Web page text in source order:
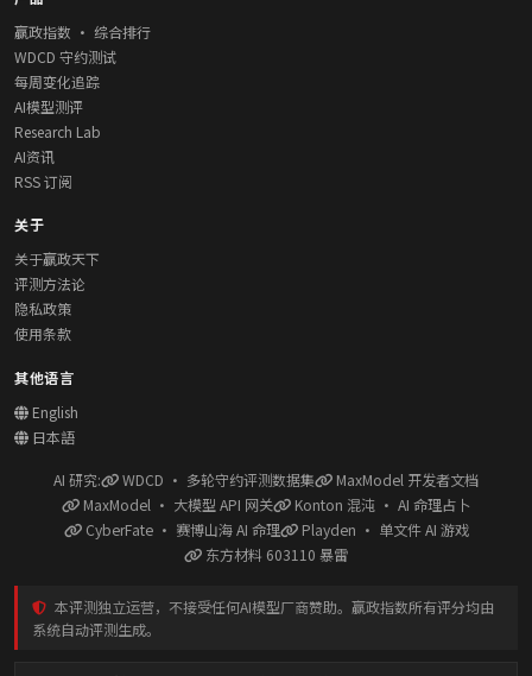
赢政指数 · 综合排行
WDCD 守约测试
每周变化追踪
AI模型测评
Research Lab
AI资讯
RSS 订阅
关于
关于赢政天下
评测方法论
隐私政策
使用条款
其他语言
English
日本語
AI 研究: WDCD · 多轮守约评测数据集
MaxModel 开发者文档
MaxModel · 大模型 API 网关
Konton 混沌 · AI 命理占卜
CyberFate · 赛博山海 AI 命理
Playden · 单文件 AI 游戏
东方材料 603110 暴雷
本评测独立运营，不接受任何AI模型厂商赞助。赢政指数所有评分均由
系统自动评测生成。